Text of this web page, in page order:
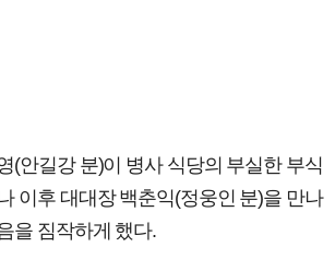
(안길강 분)이 병사 식당의 부실한 부식
이후 대대장 백춘익(정웅인 분)을 만나
을 짐작하게 했다.